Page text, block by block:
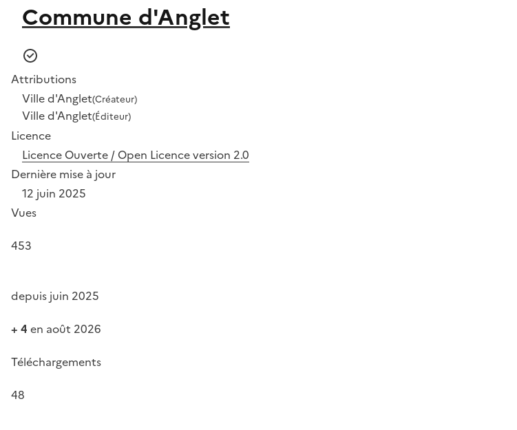
Commune d'Anglet
Attributions
Ville d'Anglet(Créateur)
Ville d'Anglet(Éditeur)
Licence
Licence Ouverte / Open Licence version 2.0
Dernière mise à jour
12 juin 2025
Vues
453
depuis juin 2025
+ 4 en août 2026
Téléchargements
48